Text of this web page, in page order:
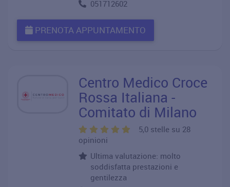
051712602
PRENOTA APPUNTAMENTO
Centro Medico Croce
Rossa Italiana -
Comitato di Milano
5,0 stelle su 28
opinioni
Ultima valutazione: molto
soddisfatta prestazioni e
gentilezza